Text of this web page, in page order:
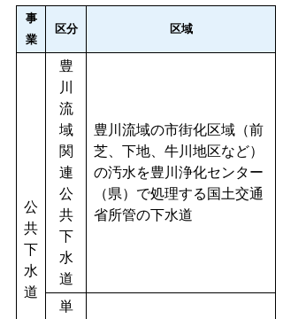
事
業
区分 区域
公
共
下
水
道
豊
川
流
域
関
連
公
共
下
水
道
豊川流域の市街化区域（前
芝、下地、牛川地区など）
の汚水を豊川浄化センター
（県）で処理する国土交通
省所管の下水道
単